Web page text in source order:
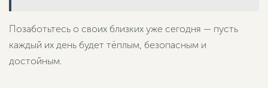
Позаботьтесь о своих близких уже сегодня — пусть
каждый их день будет тёплым, безопасным и
достойным.